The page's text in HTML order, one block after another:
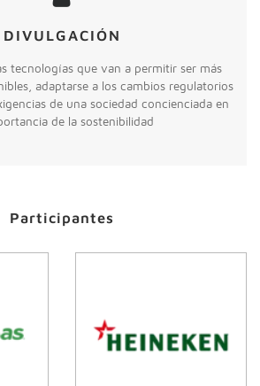
DIVULGACIÓN
tecnologías que van a permitir ser más
adaptarse a los cambios regulatorios
de una sociedad concienciada en
de la sostenibilidad
Participantes